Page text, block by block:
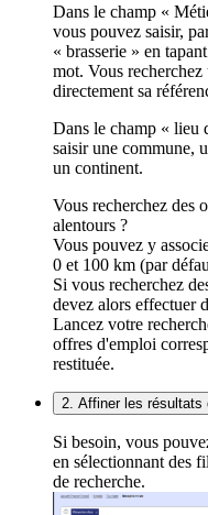
Dans le champ «
vous pouvez saisir,
« brasserie » en
mot. Vous recherchez
directement sa
Dans le champ « lieu
saisir une commune,
un continent.
Vous recherchez des
alentours ?
Vous pouvez y
0 et 100 km (par
Si vous recherchez
devez alors effectuer
Lancez votre
offres d'emploi
restituée.
2. Affiner les résultats
Si besoin, vous
en sélectionnant des
de recherche.